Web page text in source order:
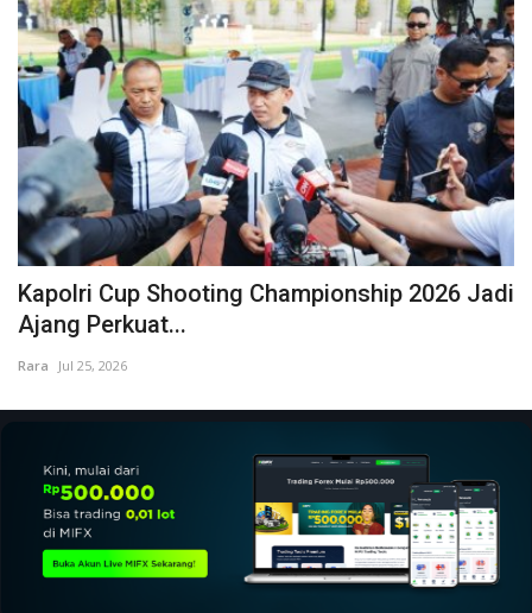
Kapolri Cup Shooting Championship 2026 Jadi
Ajang Perkuat...
Rara Jul 25, 2026